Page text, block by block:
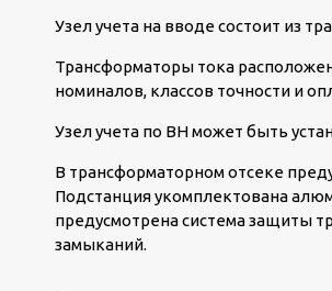
Узел учета на вводе состоит из
Трансформаторы тока
номиналов, классов точности и
Узел учета по ВН может быть
В трансформаторном отсеке
Подстанция укомплектована
предусмотрена система защиты
замыканий.